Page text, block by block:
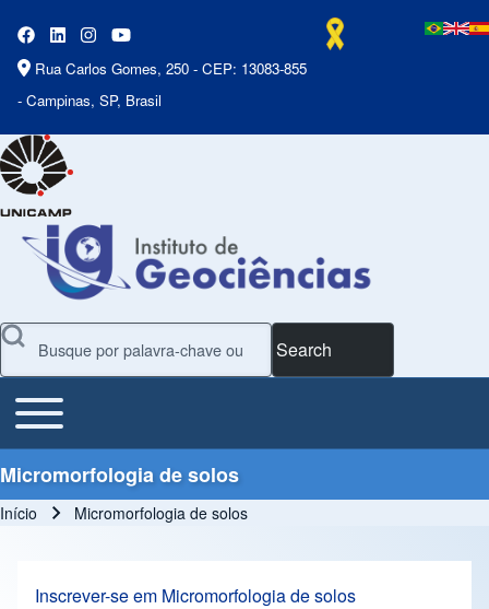
Rua Carlos Gomes, 250 - CEP: 13083-855
- Campinas, SP, Brasil
Search
Main Menu
Toggle main menu
Micromorfologia de solos
Início Micromorfologia de solos
Inscrever-se em Micromorfologia de solos